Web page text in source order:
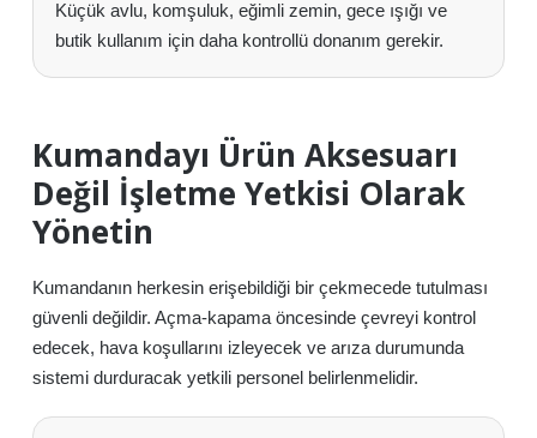
Küçük avlu, komşuluk, eğimli zemin, gece ışığı ve
butik kullanım için daha kontrollü donanım gerekir.
Kumandayı Ürün Aksesuarı
Değil İşletme Yetkisi Olarak
Yönetin
Kumandanın herkesin erişebildiği bir çekmecede tutulması
güvenli değildir. Açma-kapama öncesinde çevreyi kontrol
edecek, hava koşullarını izleyecek ve arıza durumunda
sistemi durduracak yetkili personel belirlenmelidir.